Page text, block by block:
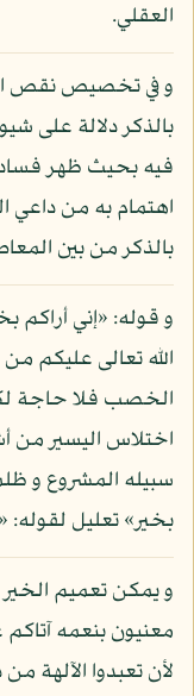
العقلي.
و في تخصيص نقص
بالذكر دلالة على
فيه بحيث ظهر
اهتمام به من
بالذكر من بين
و قوله: «إني أراكم
الله تعالى عليكم
الخصب فلا حاجة
اختلاس اليسير من
سبيله المشروع و
بخير» تعليل لقوله:
و يمكن تعميم الخير
معنيون بنعمه
لأن تعبدوا الآلهة